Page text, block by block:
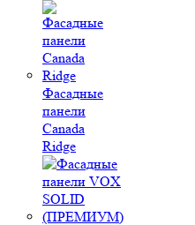
Фасадные
панели
Canada
Ridge